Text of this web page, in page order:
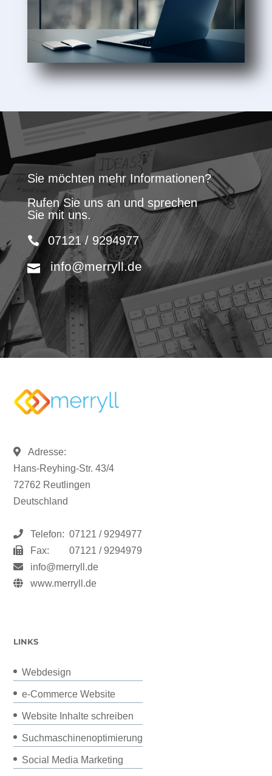
Sie möchten mehr Informationen?
Rufen Sie uns an und sprechen
Sie mit uns.
07121 / 9294977
info@merryll.de
Adresse:
Hans-Reyhing-Str. 43/4
72762 Reutlingen
Deutschland
Telefon: 07121 / 9294977
Fax:
07121 / 9294979
info@merryll.de
www.merryll.de
LINKS
Webdesign
e-Commerce Website
Website Inhalte schreiben
Suchmaschinenoptimierung
Social Media Marketing